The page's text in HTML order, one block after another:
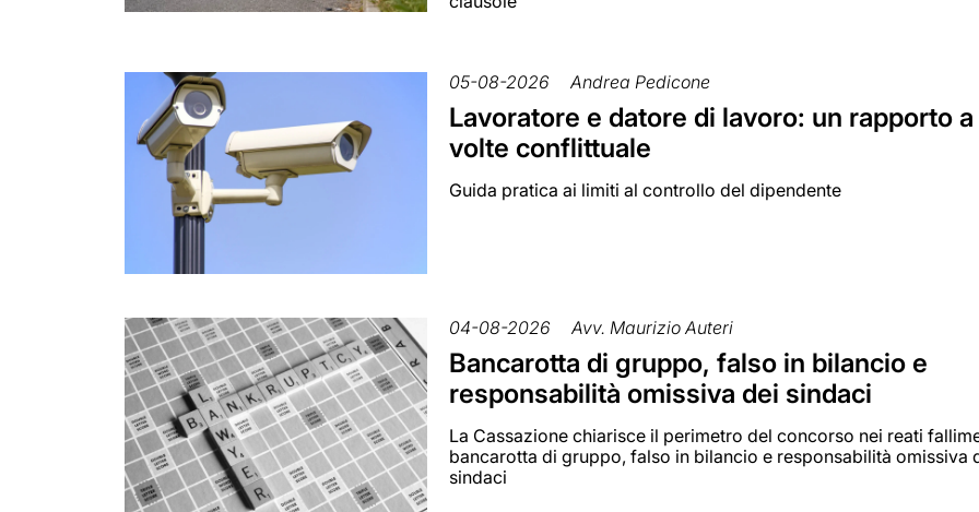
05-08-2026 Andrea Pedicone
Lavoratore e datore di lavoro: un rapporto a
volte conflittuale
Guida pratica ai limiti al controllo del dipendente
04-08-2026 Avv. Maurizio Auteri
Bancarotta di gruppo, falso in bilancio e
responsabilità omissiva dei sindaci
La Cassazione chiarisce il perimetro del concorso nei reati
bancarotta di gruppo, falso in bilancio e responsabilità omissiva
sindaci